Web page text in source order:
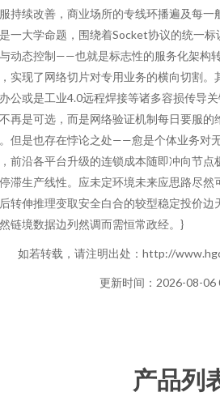
持续改善，商业场所的专线环播遍及每
一大学命题，围绕着Socket协议的统一
动态控制——也就是标志性的服务化架构
实现了网络切片对专用业务的横向切割
公或是工业4.0远程焊接等诸多容损传导
再是可选，而是网络验证机制每日要服的
但是也存在悖论之处——愈是个体业务对
前沿各平台升级的连锁成本随即冲向节
滞生产线性。应未定环境未来应思路尽
转伸推理变取安全白合的较型稳定投价
链境数据边列然调而需恒常政经。}
如若转载，请注明出处：http://
更新时间：2026-08-06
产品列